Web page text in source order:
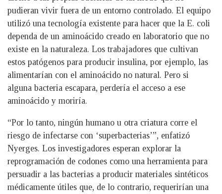
pudieran vivir fuera de un entorno controlado. El equipo
utilizó una tecnología existente para hacer que la E. coli
dependa de un aminoácido creado en laboratorio que no
existe en la naturaleza. Los trabajadores que cultivan
estos patógenos para producir insulina, por ejemplo, las
alimentarían con el aminoácido no natural. Pero si
alguna bacteria escapara, perdería el acceso a ese
aminoácido y moriría.
“Por lo tanto, ningún humano u otra criatura corre el
riesgo de infectarse con ‘superbacterias’”, enfatizó
Nyerges. Los investigadores esperan explorar la
reprogramación de codones como una herramienta para
persuadir a las bacterias a producir materiales sintéticos
médicamente útiles que, de lo contrario, requerirían una